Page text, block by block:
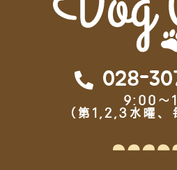
028-
9:00～
（第1,2,3水曜、